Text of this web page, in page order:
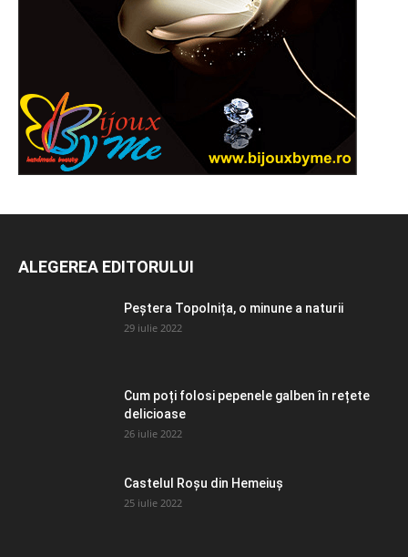
ALEGEREA EDITORULUI
Peștera Topolnița, o minune a naturii
29 iulie 2022
Cum poți folosi pepenele galben în rețete
delicioase
26 iulie 2022
Castelul Roșu din Hemeiuș
25 iulie 2022